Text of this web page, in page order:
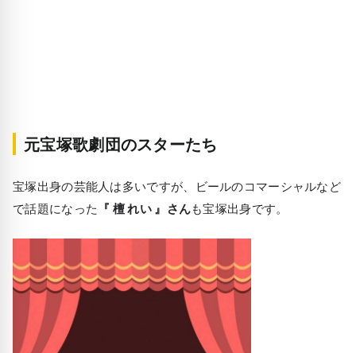
元宝塚歌劇団のスターたち
宝塚出身の芸能人は多いですが、ビールのコマーシャルなど
で話題になった 『 檀 れい 』さんも宝塚出身です。